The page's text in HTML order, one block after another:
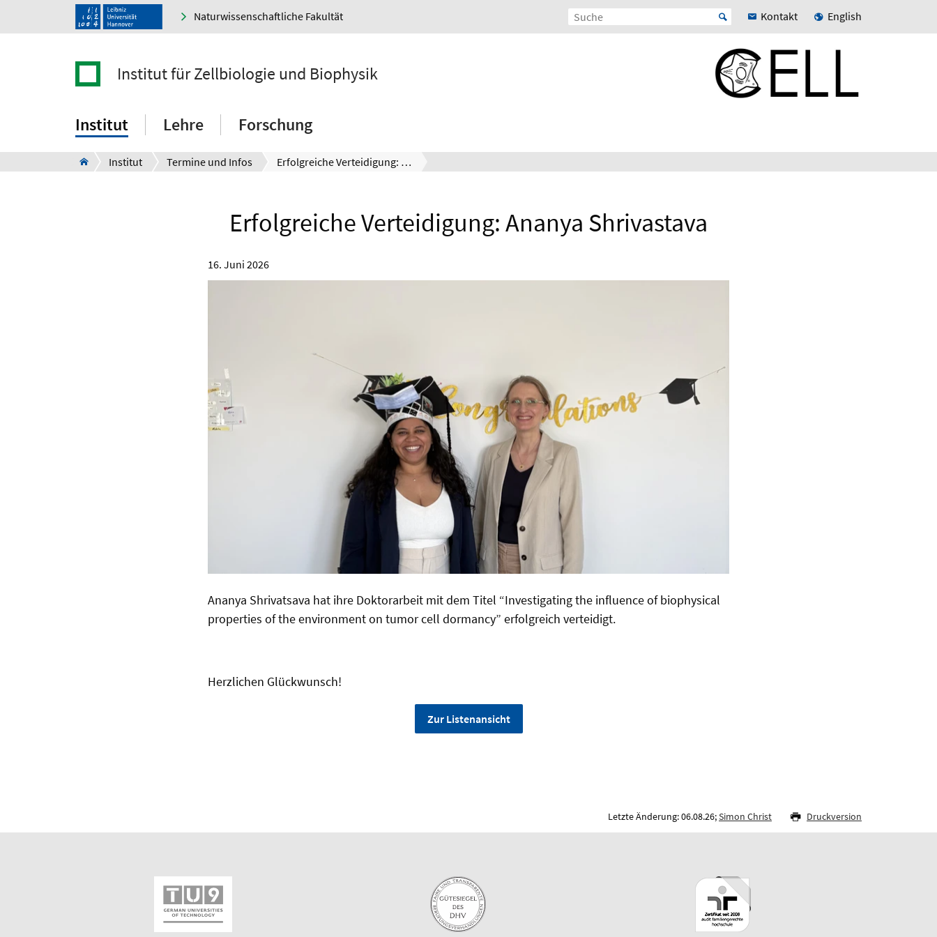
Naturwissenschaftliche Fakultät Kontakt English
Institut für Zellbiologie und Biophysik
Institut Lehre Forschung
Institut Termine und Infos Erfolgreiche Verteidigung: Ananya Shrivastava
Erfolgreiche Verteidigung: Ananya Shrivastava
16. Juni 2026
Ananya Shrivatsava hat ihre Doktorarbeit mit dem Titel “Investigating the influence of biophysical
properties of the environment on tumor cell dormancy” erfolgreich verteidigt.
Herzlichen Glückwunsch!
Zur Listenansicht
Letzte Änderung: 06.08.26;Simon Christ Druckversion